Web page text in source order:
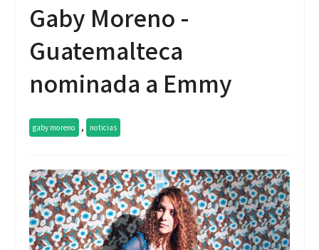
Gaby Moreno -
Guatemalteca
nominada a Emmy
gaby moreno , noticias